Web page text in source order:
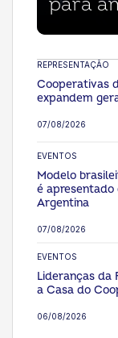
REPRESENTAÇÃO
07/08/2026
Cooperativas
expandem
EVENTOS
07/08/2026
Modelo
é apresentado
Argentina
EVENTOS
06/08/2026
Lideranças da
a Casa do